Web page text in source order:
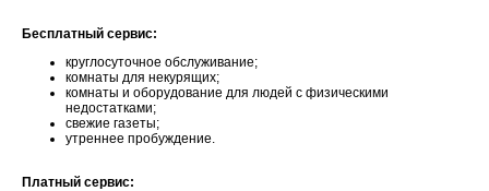
Бесплатный сервис:
круглосуточное обслуживание;
комнаты для некурящих;
комнаты и оборудование для людей с физическими
недостатками;
свежие газеты;
утреннее пробуждение.
Платный сервис: